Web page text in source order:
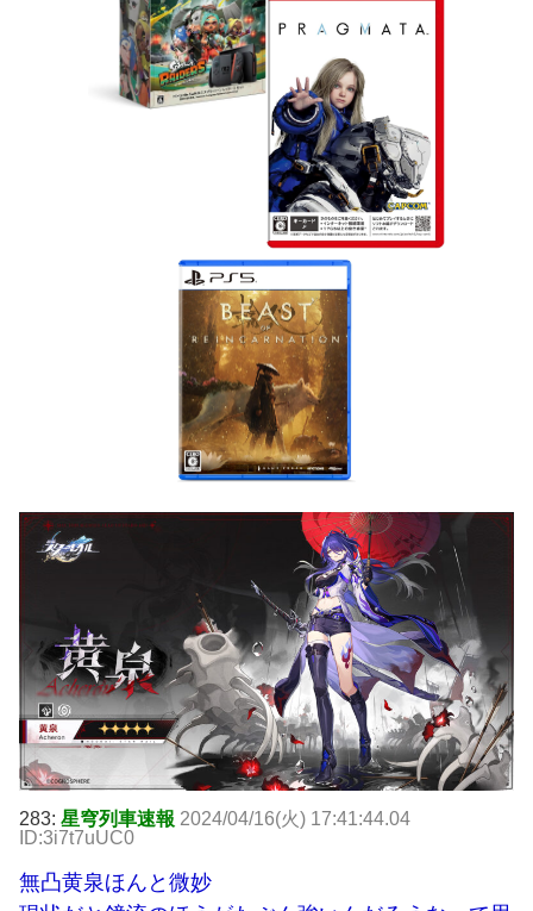
283: 星穹列車速報 2024/04/16(火) 17:41:44.04
ID:3i7t7uUC0
無凸黄泉ほんと微妙